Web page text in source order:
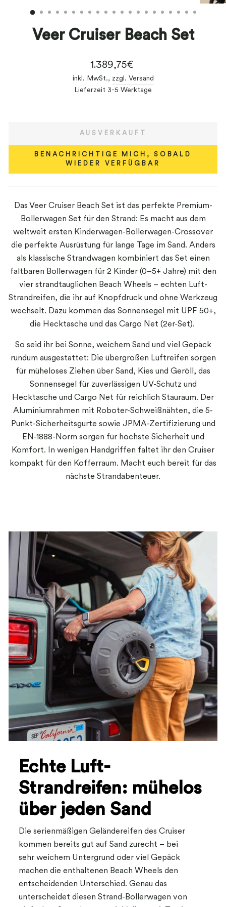
ESC)
Veer Cruiser Beach Set
Normaler
Preis
1.389,75€
inkl. MwSt., zzgl. Versand
Lieferzeit 3-5 Werktage
AUSVERKAUFT
BENACHRICHTIGE MICH, SOBALD
WIEDER VERFÜGBAR
Das Veer Cruiser Beach Set ist das perfekte Premium-
Bollerwagen Set für den Strand: Es macht aus dem
weltweit ersten Kinderwagen-Bollerwagen-Crossover
die perfekte Ausrüstung für lange Tage im Sand. Anders
als klassische Strandwagen kombiniert das Set einen
faltbaren Bollerwagen für 2 Kinder (0–5+ Jahre) mit den
vier strandtauglichen Beach Wheels – echten Luft-
Strandreifen, die ihr auf Knopfdruck und ohne Werkzeug
wechselt. Dazu kommen das Sonnensegel mit UPF 50+,
die Hecktasche und das Cargo Net (2er-Set).
So seid ihr bei Sonne, weichem Sand und viel Gepäck
rundum ausgestattet: Die übergroßen Luftreifen sorgen
für müheloses Ziehen über Sand, Kies und Geröll, das
Sonnensegel für zuverlässigen UV-Schutz und
Hecktasche und Cargo Net für reichlich Stauraum. Der
Aluminiumrahmen mit Roboter-Schweißnähten, die 5-
Punkt-Sicherheitsgurte sowie JPMA-Zertifizierung und
EN-1888-Norm sorgen für höchste Sicherheit und
Komfort. In wenigen Handgriffen faltet ihr den Cruiser
kompakt für den Kofferraum. Macht euch bereit für das
nächste Strandabenteuer.
Echte Luft-
Strandreifen: mühelos
über jeden Sand
Die serienmäßigen Geländereifen des Cruiser
kommen bereits gut auf Sand zurecht – bei
sehr weichem Untergrund oder viel Gepäck
machen die enthaltenen Beach Wheels den
entscheidenden Unterschied. Genau das
unterscheidet diesen Strand-Bollerwagen von